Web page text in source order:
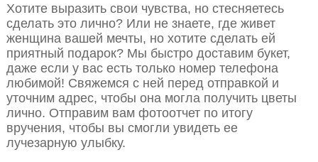
Хотите выразить свои чувства, но стесняетесь
сделать это лично? Или не знаете, где живет
женщина вашей мечты, но хотите сделать ей
приятный подарок? Мы быстро доставим букет,
даже если у вас есть только номер телефона
любимой! Свяжемся с ней перед отправкой и
уточним адрес, чтобы она могла получить цветы
лично. Отправим вам фотоотчет по итогу
вручения, чтобы вы смогли увидеть ее
лучезарную улыбку.